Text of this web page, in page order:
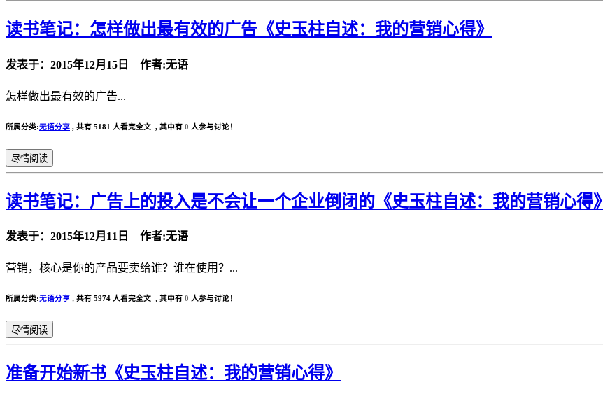
读书笔记：怎样做出最有效的广告《史玉柱自述：我的营销心得》
发表于：2015年12月15日 作者:无语
怎样做出最有效的广告...
所属分类:无语分享 , 共有 5181 人看完全文 , 其中有 0 人参与讨论！
尽情阅读
读书笔记：广告上的投入是不会让一个企业倒闭的《史玉柱自述：我的营销心得》
发表于：2015年12月11日 作者:无语
营销，核心是你的产品要卖给谁？谁在使用？...
所属分类:无语分享 , 共有 5974 人看完全文 , 其中有 0 人参与讨论！
尽情阅读
准备开始新书《史玉柱自述：我的营销心得》